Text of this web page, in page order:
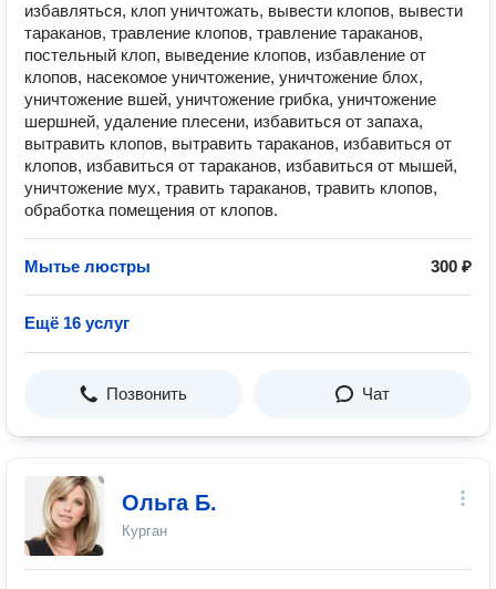
избавляться, клоп уничтожать, вывести клопов, вывести
тараканов, травление клопов, травление тараканов,
постельный клоп, выведение клопов, избавление от
клопов, насекомое уничтожение, уничтожение блох,
уничтожение вшей, уничтожение грибка, уничтожение
шершней, удаление плесени, избавиться от запаха,
вытравить клопов, вытравить тараканов, избавиться от
клопов, избавиться от тараканов, избавиться от мышей,
уничтожение мух, травить тараканов, травить клопов,
обработка помещения от клопов.
Мытье люстры 300 ₽
Ещё 16 услуг
Позвонить Чат
Ольга Б.
Курган